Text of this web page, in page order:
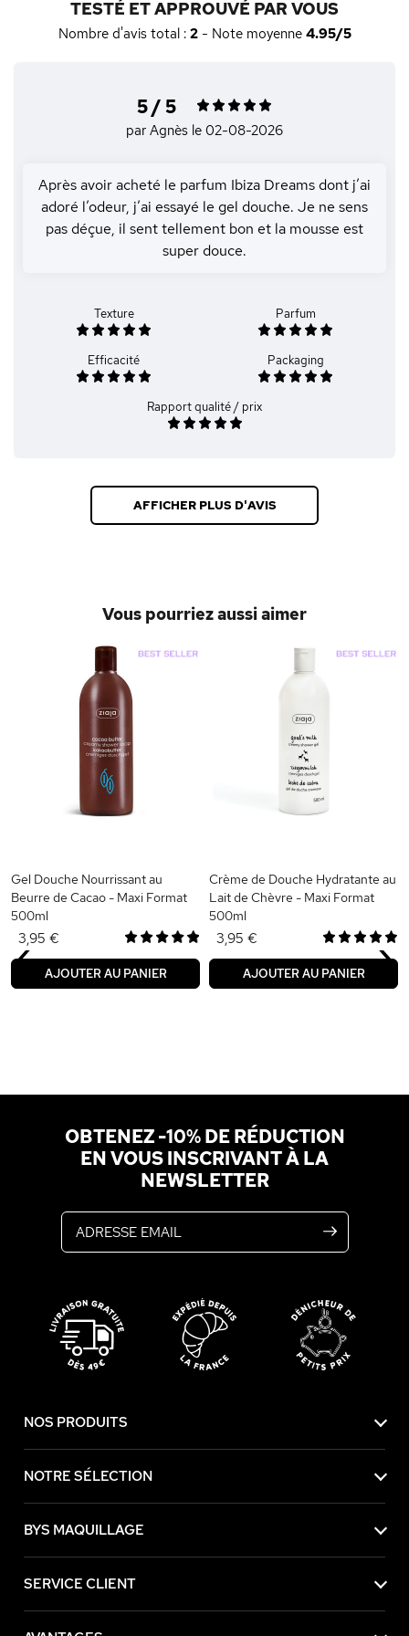
TESTÉ ET APPROUVÉ PAR VOUS
Nombre d'avis total : 2- Note moyenne 4.95/5
5 / 5
par Agnès le 02-08-2026
Après avoir acheté le parfum Ibiza Dreams dont j’ai
adoré l’odeur, j’ai essayé le gel douche. Je ne sens
pas déçue, il sent tellement bon et la mousse est
super douce.
Texture Parfum
Efficacité Packaging
Rapport qualité / prix
AFFICHER PLUS D'AVIS
Vous pourriez aussi aimer
Gel Douche Nourrissant au
Beurre de Cacao - Maxi Format
500ml
3,95 €
AJOUTER AU PANIER
Crème de Douche Hydratante au
Lait de Chèvre - Maxi Format
500ml
3,95 €
AJOUTER AU PANIER
‹ ›
OBTENEZ -10% DE RÉDUCTION
EN VOUS INSCRIVANT À LA
NEWSLETTER
NOS PRODUITS
NOTRE SÉLECTION
BYS MAQUILLAGE
SERVICE CLIENT